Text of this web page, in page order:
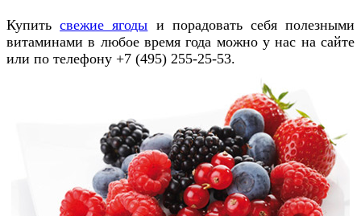
Купитьсвежие ягоды и порадовать себя полезными
витаминами в любое время года можно у нас на сайте
или по телефону +7 (495) 255-25-53.